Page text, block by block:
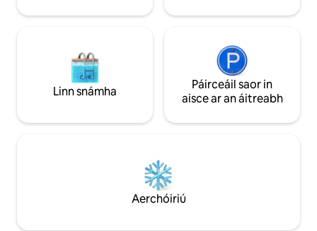
Linn snámha
Páirceáil saor in
aisce ar an áitreabh
Aerchóiriú